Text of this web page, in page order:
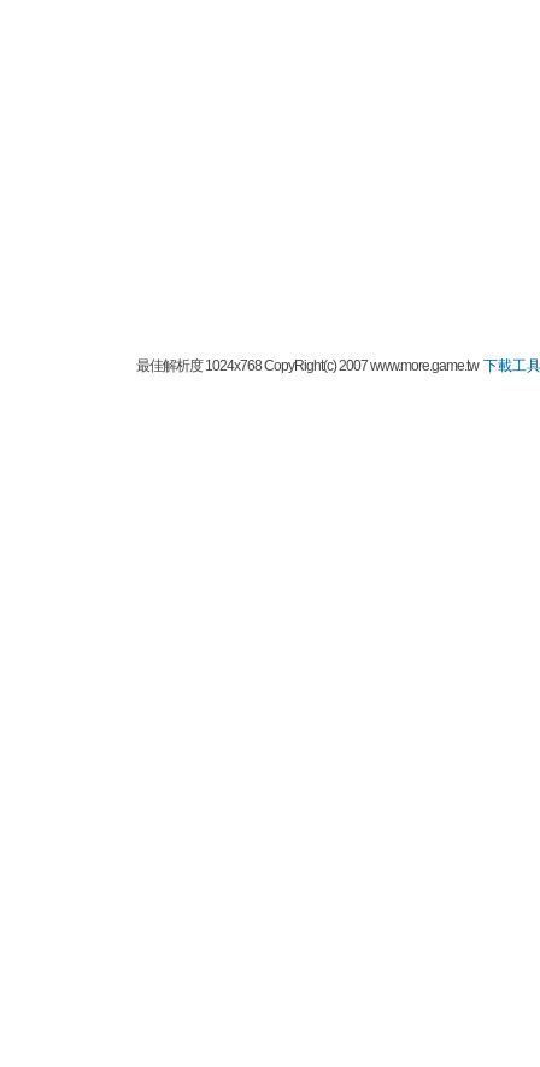
最佳解析度 1024x768 CopyRight(c) 2007 www.more.game.tw下載工